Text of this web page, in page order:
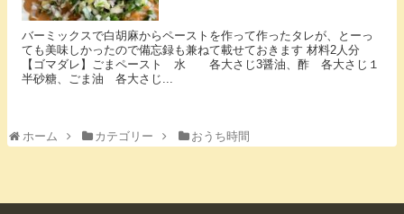
バーミックスで白胡麻からペーストを作って作ったタレが、とーっ
ても美味しかったので備忘録も兼ねて載せておきます 材料2人分
【ゴマダレ】ごまペースト 水 各大さじ3醤油、酢 各大さじ１
半砂糖、ごま油 各大さじ...
ホーム カテゴリー おうち時間